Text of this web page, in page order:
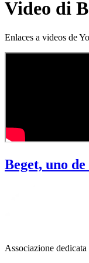
Video di
Enlaces a videos de
Beget, uno
Associazione